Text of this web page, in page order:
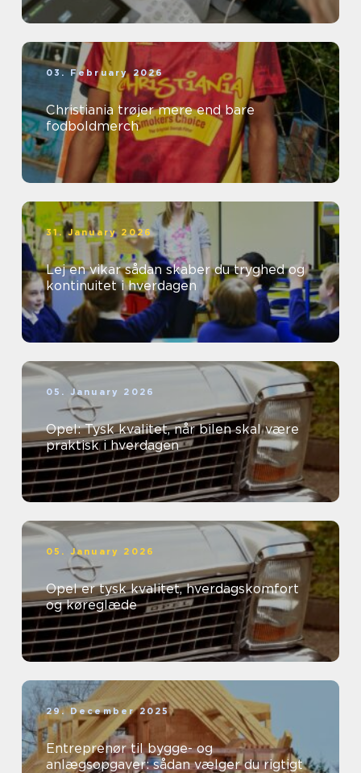
03. February 2026
Christiania trøjer mere end bare
fodboldmerch
31. January 2026
Lej en vikar sådan skaber du tryghed og
kontinuitet i hverdagen
05. January 2026
Opel: Tysk kvalitet, når bilen skal være
praktisk i hverdagen
05. January 2026
Opel er tysk kvalitet, hverdagskomfort
og køreglæde
29. December 2025
Entreprenør til bygge- og
anlægsopgaver: sådan vælger du rigtigt